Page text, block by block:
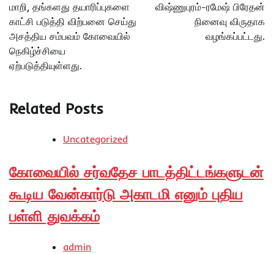
மாறி, தங்களது தயாரிப்புகளை
காட்சி படுத்தி விற்பனை செய்து
அசத்திய சம்பவம் கோவையில்
நெகிழ்ச்சியை
ஏற்படுத்தியுள்ளது.
விஷ்ணுபுரம்-ரமேஷ் பிரேதன்
நினைவு விருதாக
வழங்கப்பட்டது.
Related Posts
Uncategorized
கோவையில் சர்வதேச பாடத்திட்டங்களுடன்
கூடிய வேன்கார்டு அகாடமி எனும் புதிய
பள்ளி துவக்கம்
admin